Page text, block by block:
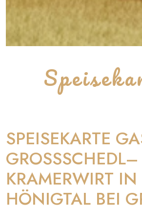
SPEISEKARTE
KRAMERWIRT IN
HÖNIGTAL BEI